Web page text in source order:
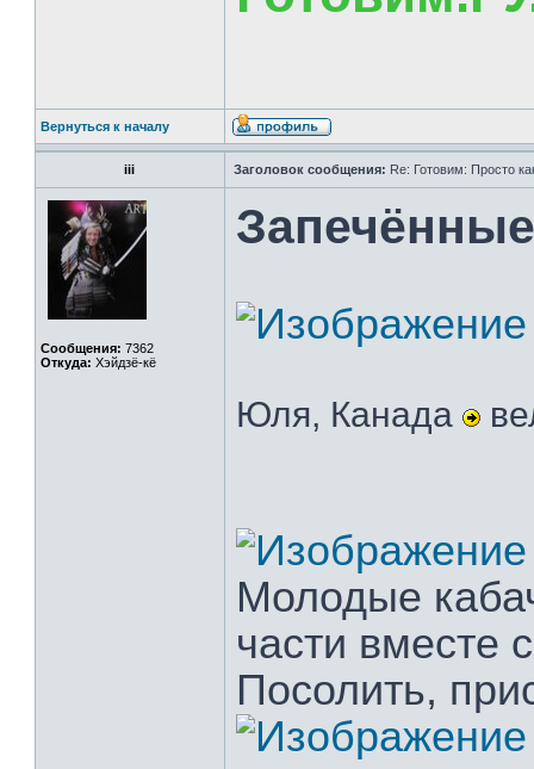
Вернуться к началу
iii Заголовок сообщения: Re: Готовим: Просто
Сообщения: 7362
Откуда: Хэйдзё-кё
Юля, Канада
Молодые
части вместе
Посолить,